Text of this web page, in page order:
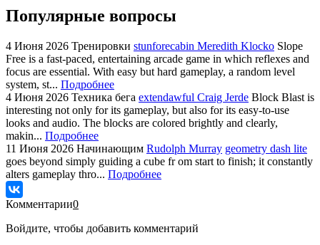
Популярные вопросы
4 Июня 2026 Тренировки stunforecabin Meredith Klocko Slope
Free is a fast-paced, entertaining arcade game in which reflexes and
focus are essential. With easy but hard gameplay, a random level
system, st... Подробнее
4 Июня 2026 Техника бега extendawful Craig Jerde Block Blast is
interesting not only for its gameplay, but also for its easy-to-use
looks and audio. The blocks are colored brightly and clearly,
makin... Подробнее
11 Июня 2026 Начинающим Rudolph Murray geometry dash lite
goes beyond simply guiding a cube fr om start to finish; it constantly
alters gameplay thro... Подробнее
Комментарии0
Войдите, чтобы добавить комментарий